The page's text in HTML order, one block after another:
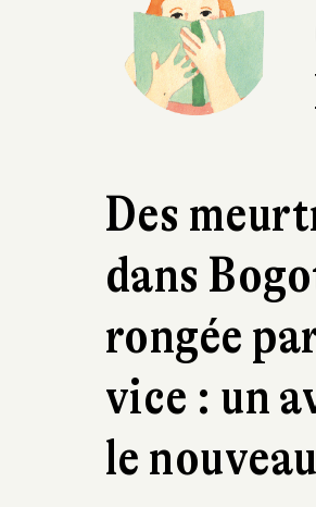
Des
dans
rongée
vice : un
le